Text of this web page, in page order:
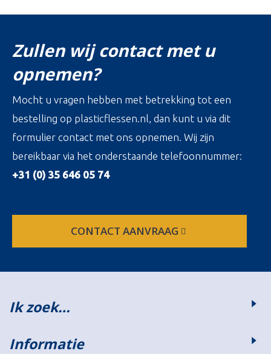
Zullen wij contact met u
opnemen?
Mocht u vragen hebben met betrekking tot een
bestelling op plasticflessen.nl, dan kunt u via dit
formulier contact met ons opnemen. Wij zijn
bereikbaar via het onderstaande telefoonnummer:
+31 (0) 35 646 05 74
CONTACT AANVRAAG
Ik zoek…
Informatie